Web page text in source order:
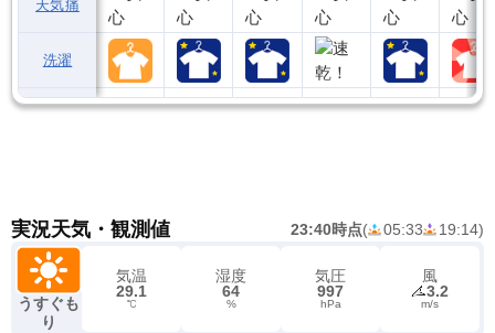
天気痛
洗濯
実況天気・観測値 23:40時点( 05:33 19:14)
うすぐも
り
気温
29.1
℃
湿度
64
%
気圧
997
hPa
風
3.2
m/s